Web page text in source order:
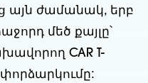
այն ժամանակ, երբ
մեծ քայլը՝
CAR T-